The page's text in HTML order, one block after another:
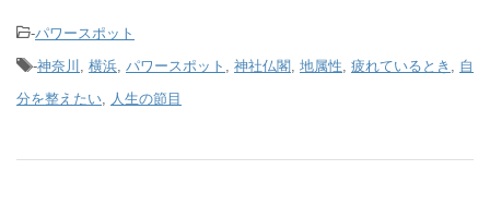
-パワースポット
-神奈川 横浜 パワースポット 神社仏閣 地属性 疲れているとき
自
分を整えたい
人生の節目